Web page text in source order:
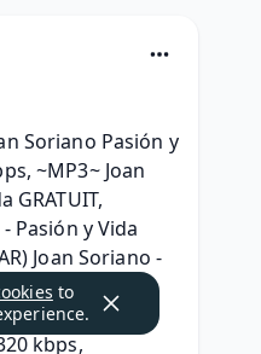
Soriano Pasión y
~MP3~ Joan
GRATUIT,
Pasión y Vida
Joan Soriano -
Soriano -
kbps,
to